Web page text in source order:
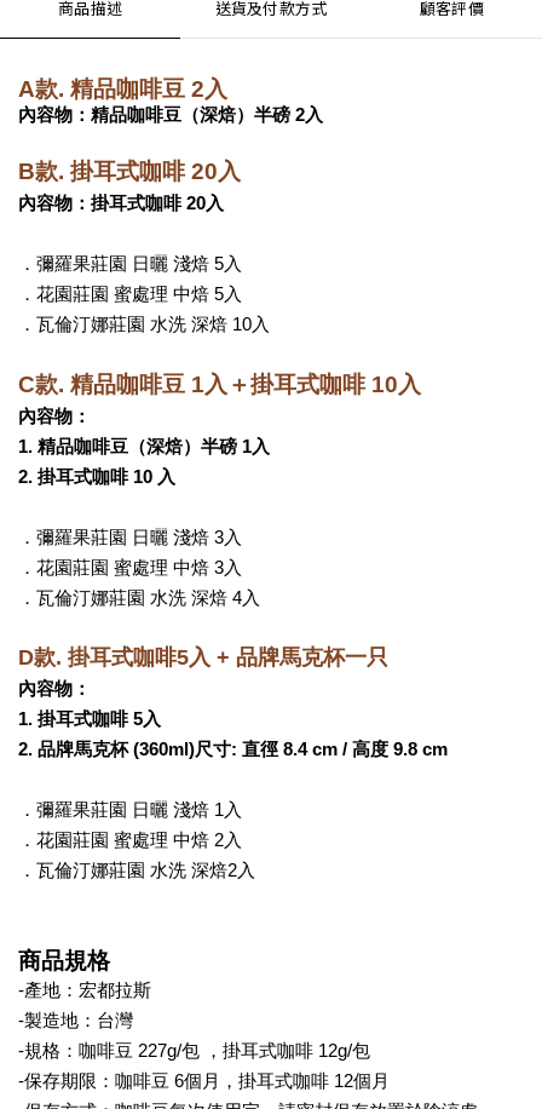
商品描述 送貨及付款方式 顧客評價
A款. 精品咖啡豆 2入
內容物：精品咖啡豆（深焙）半磅 2入
B款. 掛耳式咖啡 20入
內容物：掛耳式咖啡 20入
．彌羅果莊園 日曬 淺焙 5入
．花園莊園 蜜處理 中焙 5入
．瓦倫汀娜莊園 水洗 深焙 10入
C款. 精品咖啡豆 1入＋掛耳式咖啡 10入
內容物：
1. 精品咖啡豆（深焙）半磅 1入
2. 掛耳式咖啡 10 入
．彌羅果莊園 日曬 淺焙 3入
．花園莊園 蜜處理 中焙 3入
．瓦倫汀娜莊園 水洗 深焙 4入
D款. 掛耳式咖啡5入 + 品牌馬克杯一只
內容物：
1. 掛耳式咖啡 5入
2. 品牌馬克杯 (360ml)尺寸: 直徑 8.4 cm / 高度 9.8 cm
．彌羅果莊園 日曬 淺焙 1入
．花園莊園 蜜處理 中焙 2入
．瓦倫汀娜莊園 水洗 深焙2入
商品規格
-產地：宏都拉斯
-製造地：台灣
-規格：咖啡豆 227g/包 ，掛耳式咖啡 12g/包
-保存期限：咖啡豆 6個月，掛耳式咖啡 12個月